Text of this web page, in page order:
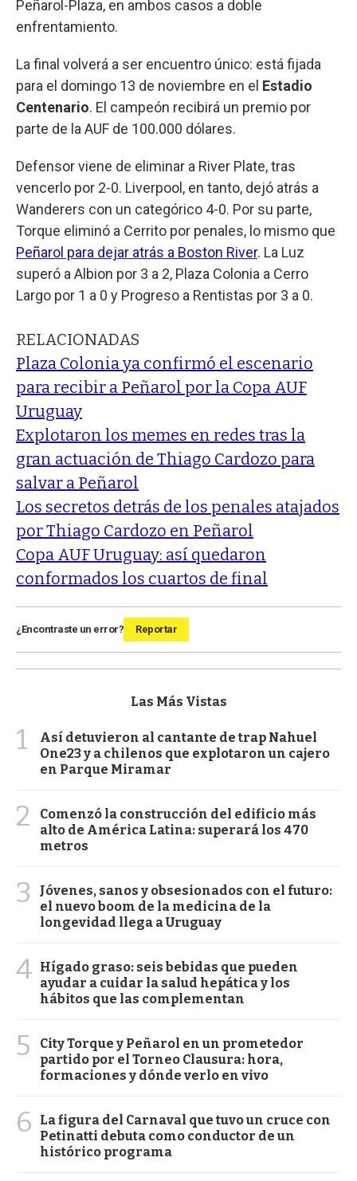
Peñarol-Plaza, en ambos casos a doble
enfrentamiento.
La final volverá a ser encuentro único: está fijada
para el domingo 13 de noviembre en el Estadio
Centenario. El campeón recibirá un premio por
parte de la AUF de 100.000 dólares.
Defensor viene de eliminar a River Plate, tras
vencerlo por 2-0. Liverpool, en tanto, dejó atrás a
Wanderers con un categórico 4-0. Por su parte,
Torque eliminó a Cerrito por penales, lo mismo que
Peñarol para dejar atrás a Boston River. La Luz
superó a Albion por 3 a 2, Plaza Colonia a Cerro
Largo por 1 a 0 y Progreso a Rentistas por 3 a 0.
RELACIONADAS
Plaza Colonia ya confirmó el escenario
para recibir a Peñarol por la Copa AUF
Uruguay
Explotaron los memes en redes tras la
gran actuación de Thiago Cardozo para
salvar a Peñarol
Los secretos detrás de los penales atajados
por Thiago Cardozo en Peñarol
Copa AUF Uruguay: así quedaron
conformados los cuartos de final
¿Encontraste un error? Reportar
Las Más Vistas
1
Así detuvieron al cantante de trap Nahuel
One23 y a chilenos que explotaron un cajero
en Parque Miramar
2
Comenzó la construcción del edificio más
alto de América Latina: superará los 470
metros
3
Jóvenes, sanos y obsesionados con el futuro:
el nuevo boom de la medicina de la
longevidad llega a Uruguay
4 Hígado graso: seis bebidas que pueden
ayudar a cuidar la salud hepática y los
hábitos que las complementan
5
City Torque y Peñarol en un prometedor
partido por el Torneo Clausura: hora,
formaciones y dónde verlo en vivo
6
La figura del Carnaval que tuvo un cruce con
Petinatti debuta como conductor de un
histórico programa